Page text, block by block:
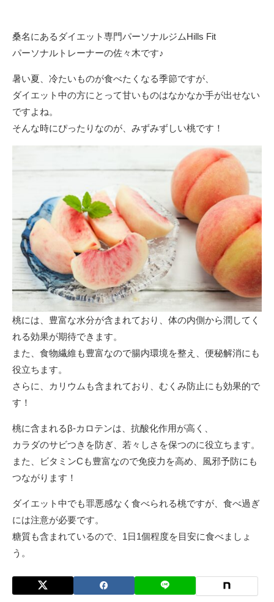
桑名にあるダイエット専門パーソナルジムHills Fit
パーソナルトレーナーの佐々木です♪
暑い夏、冷たいものが食べたくなる季節ですが、
ダイエット中の方にとって甘いものはなかなか手が出せない
ですよね。
そんな時にぴったりなのが、みずみずしい桃です！
桃には、豊富な水分が含まれており、体の内側から潤してく
れる効果が期待できます。
また、食物繊維も豊富なので腸内環境を整え、便秘解消にも
役立ちます。
さらに、カリウムも含まれており、むくみ防止にも効果的で
す！
桃に含まれるβ-カロテンは、抗酸化作用が高く、
カラダのサビつきを防ぎ、若々しさを保つのに役立ちます。
また、ビタミンCも豊富なので免疫力を高め、風邪予防にも
つながります！
ダイエット中でも罪悪感なく食べられる桃ですが、食べ過ぎ
には注意が必要です。
糖質も含まれているので、1日1個程度を目安に食べましょ
う。